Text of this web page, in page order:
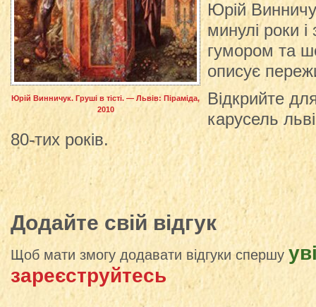
Юрій Винничук. Груші в тісті. — Львів: Піраміда,
2010
Юрій
минулі роки
гумором та
описує
Відкрийте
карусель
80-тих років.
Додайте свій відгук
Щоб мати змогу додавати відгуки спершу
зареєструйтесь